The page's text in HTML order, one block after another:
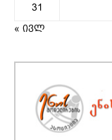
31
« ივლ